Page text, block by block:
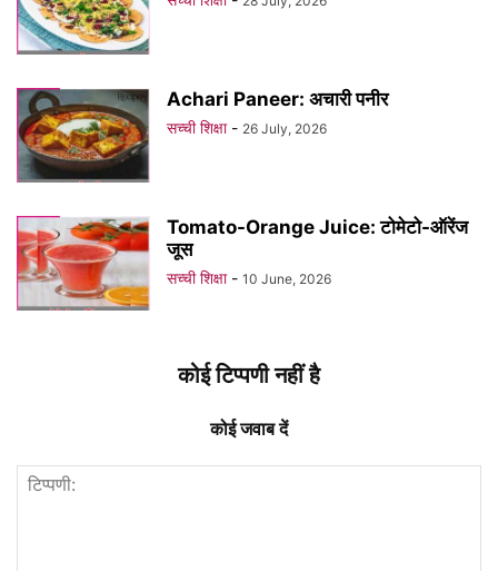
Achari Paneer: अचारी पनीर
सच्ची शिक्षा - 26 July, 2026
Tomato-Orange Juice: टोमेटो-ऑरेंज
जूस
सच्ची शिक्षा - 10 June, 2026
कोई टिप्पणी नहीं है
कोई जवाब दें